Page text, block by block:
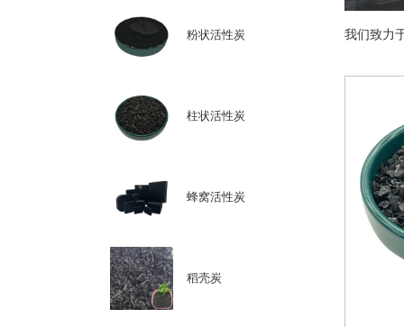
粉状活性炭
柱状活性炭
蜂窝活性炭
稻壳炭
我们致力